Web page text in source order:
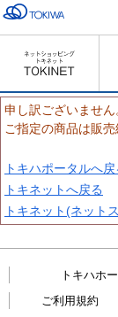
申し訳ございません
ご指定の商品は販
トキハポータルへ戻
トキネットへ戻る
トキネット(ネット
トキハホ
ご利用規約